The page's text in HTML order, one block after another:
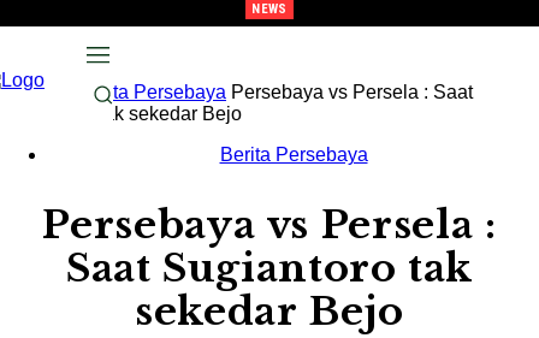
NEWS
Beranda Berita Persebaya Persebaya vs Persela : Saat
Sugiantoro tak sekedar Bejo
Berita Persebaya
Persebaya vs Persela :
Saat Sugiantoro tak
sekedar Bejo